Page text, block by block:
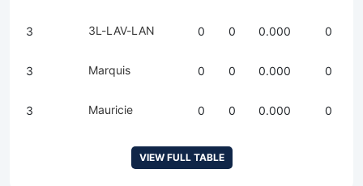
3 3L-LAV-LAN 0 0 0.000 0
3 Marquis 0 0 0.000 0
3 Mauricie 0 0 0.000 0
VIEW FULL TABLE